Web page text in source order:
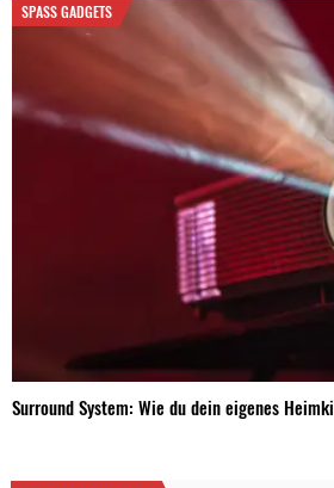
SPASS GADGETS
Surround System: Wie du dein eigenes